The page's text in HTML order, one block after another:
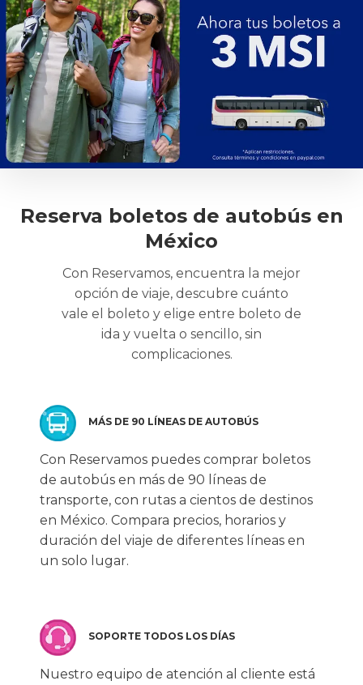
Reserva boletos de autobús en
México
Con Reservamos, encuentra la mejor
opción de viaje, descubre cuánto
vale el boleto y elige entre boleto de
ida y vuelta o sencillo, sin
complicaciones.
MÁS DE 90 LÍNEAS DE AUTOBÚS
Con Reservamos puedes comprar boletos
de autobús en más de 90 líneas de
transporte, con rutas a cientos de destinos
en México. Compara precios, horarios y
duración del viaje de diferentes líneas en
un solo lugar.
SOPORTE TODOS LOS DÍAS
Nuestro equipo de atención al cliente está